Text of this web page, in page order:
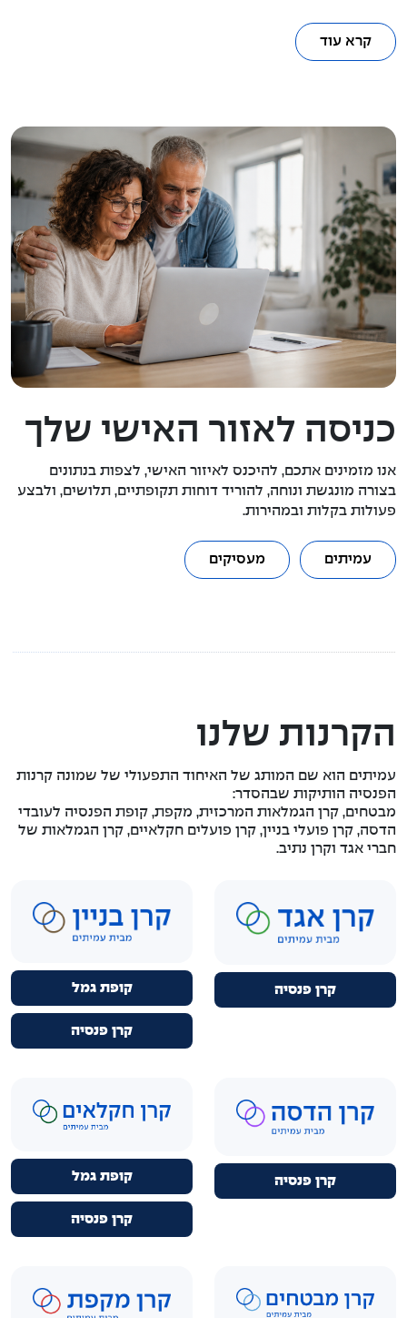
קרא עוד
כניסה לאזור האישי שלך
אנו מזמינים אתכם, להיכנס לאיזור האישי, לצפות בנתונים
בצורה מונגשת ונוחה, להוריד דוחות תקופתיים, תלושים, ולבצע
פעולות בקלות ובמהירות.
עמיתים מעסיקים
הקרנות שלנו
עמיתים הוא שם המותג של האיחוד התפעולי של שמונה קרנות
הפנסיה הותיקות שבהסדר:
מבטחים, קרן הגמלאות המרכזית, מקפת, קופת הפנסיה לעובדי
הדסה, קרן פועלי בניין, קרן פועלים חקלאיים, קרן הגמלאות של
חברי אגד וקרן נתיב.
קרן פנסיה קופת גמל
קרן פנסיה
קרן פנסיה קופת גמל
קרן פנסיה